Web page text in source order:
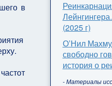
в
(2025 г)
О’Нил
свободно
история о
- Материалы